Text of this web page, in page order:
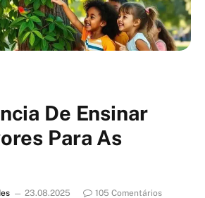
De Ensinar
Para As
23.08.2025
105 Comentários